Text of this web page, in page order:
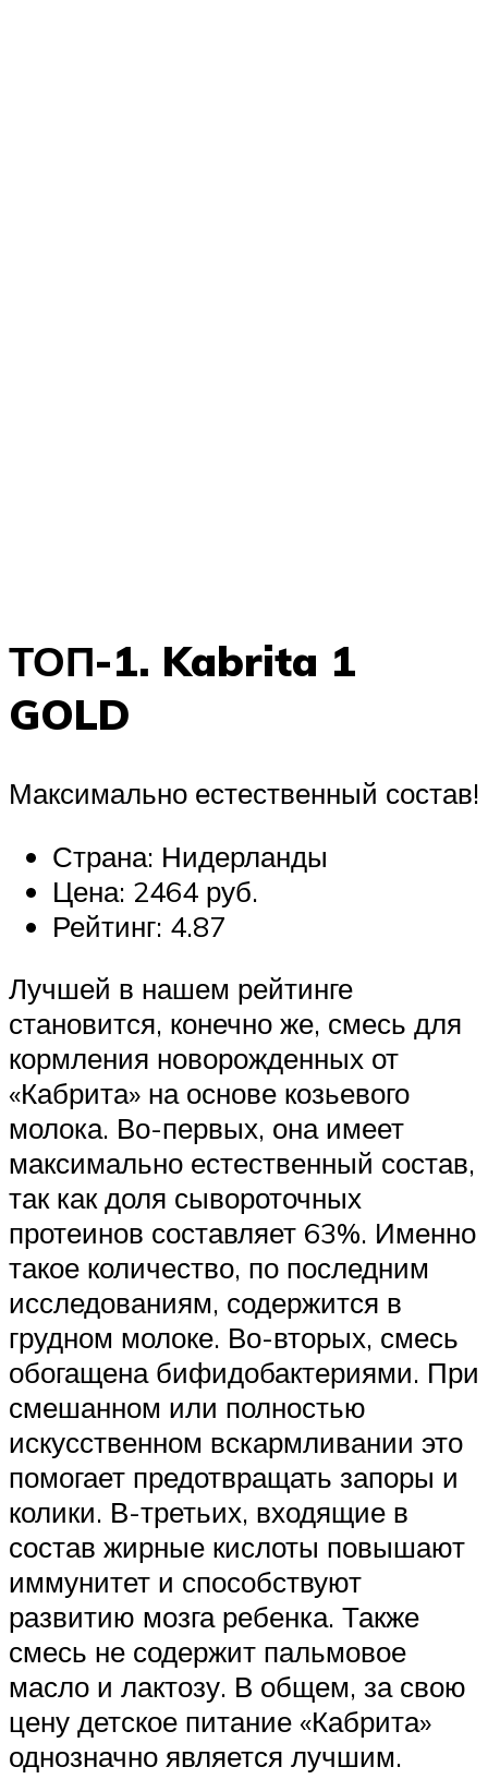
ТОП-1. Kabrita 1
GOLD
Максимально естественный состав!
Страна: Нидерланды
Цена: 2464 руб.
Рейтинг: 4.87
Лучшей в нашем рейтинге
становится, конечно же, смесь для
кормления новорожденных от
«Кабрита» на основе козьевого
молока. Во-первых, она имеет
максимально естественный состав,
так как доля сывороточных
протеинов составляет 63%. Именно
такое количество, по последним
исследованиям, содержится в
грудном молоке. Во-вторых, смесь
обогащена бифидобактериями. При
смешанном или полностью
искусственном вскармливании это
помогает предотвращать запоры и
колики. В-третьих, входящие в
состав жирные кислоты повышают
иммунитет и способствуют
развитию мозга ребенка. Также
смесь не содержит пальмовое
масло и лактозу. В общем, за свою
цену детское питание «Кабрита»
однозначно является лучшим.